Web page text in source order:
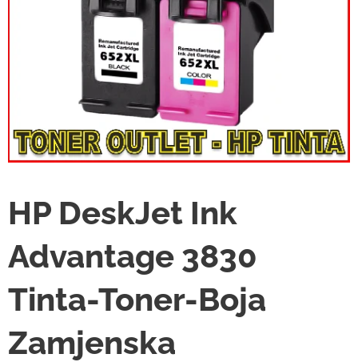
HP DeskJet Ink
Advantage 3830
Tinta-Toner-Boja
Zamjenska